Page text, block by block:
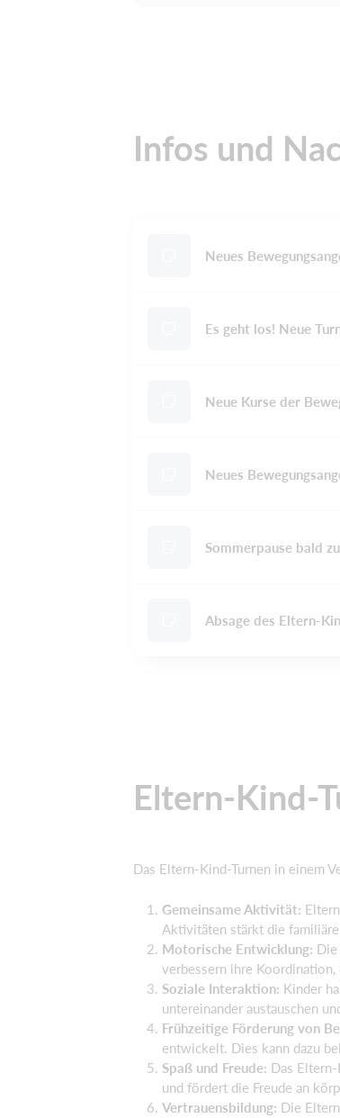
Infos und
Neues
Es geht los! Neue
Neue Kurse der
Neues
Sommerpause bald
Absage des Eltern-
Eltern-Kind-
Das Eltern-Kind-Turnen in einem
Gemeinsame Aktivität:
Aktivitäten stärkt die
Motorische Entwicklung:
verbessern ihre
Soziale Interaktion: Kinder
untereinander austauschen
Frühzeitige Förderung von
entwickelt. Dies kann dazu
Spaß und Freude: Das
und fördert die Freude an
Vertrauensbildung: Die